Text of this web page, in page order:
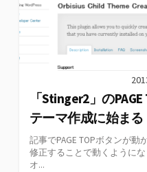
「Stinger2」の
テーマ作成に始まる
記事でPAGE TOPボタンが動
修正することで動くように
オ...